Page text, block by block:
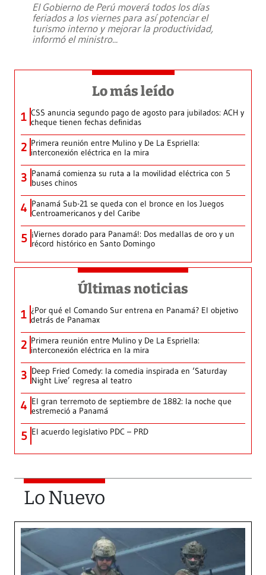
El Gobierno de Perú moverá todos los días
feriados a los viernes para así potenciar el
turismo interno y mejorar la productividad,
informó el ministro...
Lo más leído
1 CSS anuncia segundo pago de agosto para jubilados: ACH y
cheque tienen fechas definidas
2 Primera reunión entre Mulino y De La Espriella:
interconexión eléctrica en la mira
3 Panamá comienza su ruta a la movilidad eléctrica con 5
buses chinos
4 Panamá Sub-21 se queda con el bronce en los Juegos
Centroamericanos y del Caribe
5 ¡Viernes dorado para Panamá!: Dos medallas de oro y un
récord histórico en Santo Domingo
Últimas noticias
1 ¿Por qué el Comando Sur entrena en Panamá? El objetivo
detrás de Panamax
2 Primera reunión entre Mulino y De La Espriella:
interconexión eléctrica en la mira
3 Deep Fried Comedy: la comedia inspirada en ‘Saturday
Night Live’ regresa al teatro
4 El gran terremoto de septiembre de 1882: la noche que
estremeció a Panamá
5 El acuerdo legislativo PDC – PRD
Lo Nuevo